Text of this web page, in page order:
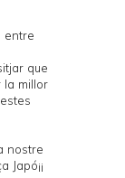
entre
que
la millor
nostre